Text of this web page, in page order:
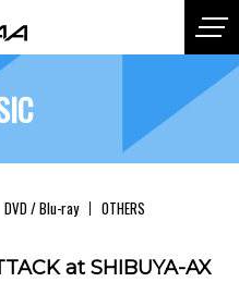
DVD / Blu-ray OTHERS
at SHIBUYA-AX